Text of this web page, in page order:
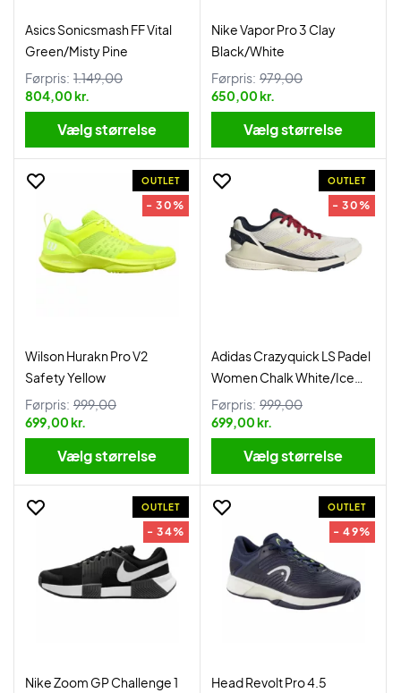
Asics Sonicsmash FF Vital
Green/Misty Pine
Førpris: 1.149,00
804,00 kr.
Vælg størrelse
Nike Vapor Pro 3 Clay
Black/White
Førpris: 979,00
650,00 kr.
Vælg størrelse
OUTLET
- 30%
Wilson Hurakn Pro V2
Safety Yellow
Førpris: 999,00
699,00 kr.
Vælg størrelse
OUTLET
- 30%
Adidas Crazyquick LS Padel
Women Chalk White/Ice
Gold Met.
Førpris: 999,00
699,00 kr.
Vælg størrelse
OUTLET
- 34%
Nike Zoom GP Challenge 1
OUTLET
- 49%
Head Revolt Pro 4.5